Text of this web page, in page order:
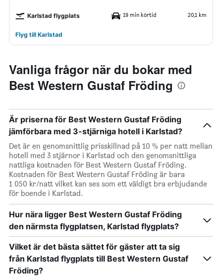
Karlstad flygplats 19 min körtid 20,1 km
Flyg till Karlstad
Vanliga frågor när du bokar med
Best Western Gustaf Fröding
Är priserna för Best Western Gustaf Fröding
jämförbara med 3-stjärniga hotell i Karlstad?
Det är en genomsnittlig prisskillnad på 10 % per natt mellan
hotell med 3 stjärnor i Karlstad och den genomsnittliga
nattliga kostnaden för Best Western Gustaf Fröding.
Kostnaden för Best Western Gustaf Fröding är bara
1 050 kr/natt vilket kan ses som ett väldigt bra erbjudande
för boende i Karlstad.
Hur nära ligger Best Western Gustaf Fröding
den närmsta flygplatsen, Karlstad flygplats?
Vilket är det bästa sättet för gäster att ta sig
från Karlstad flygplats till Best Western Gustaf
Fröding?